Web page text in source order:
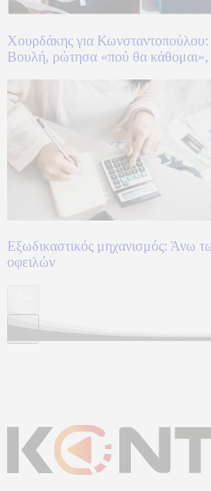
Χουρδάκης για
Βουλή, ρώτησα «πού θα κάθομαι»,
Εξωδικαστικός μηχανισμός: Άνω
οφειλών